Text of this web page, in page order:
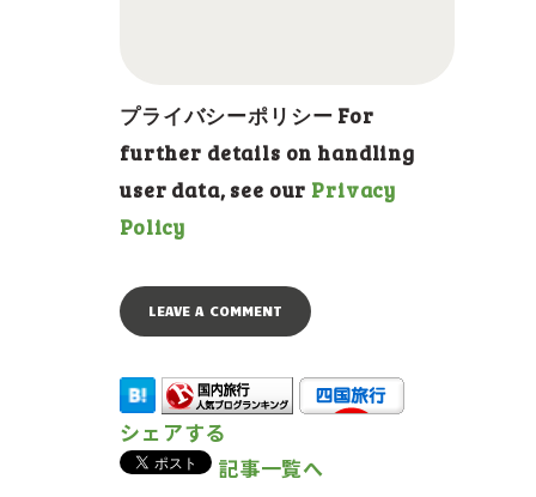
プライバシーポリシー For
further details on handling
user data, see our Privacy
Policy
シェアする
記事一覧へ